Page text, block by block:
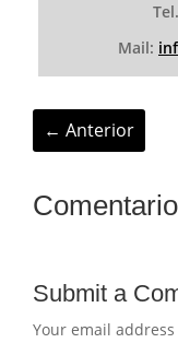
Mail:
← Anterior
Submit a
Your email